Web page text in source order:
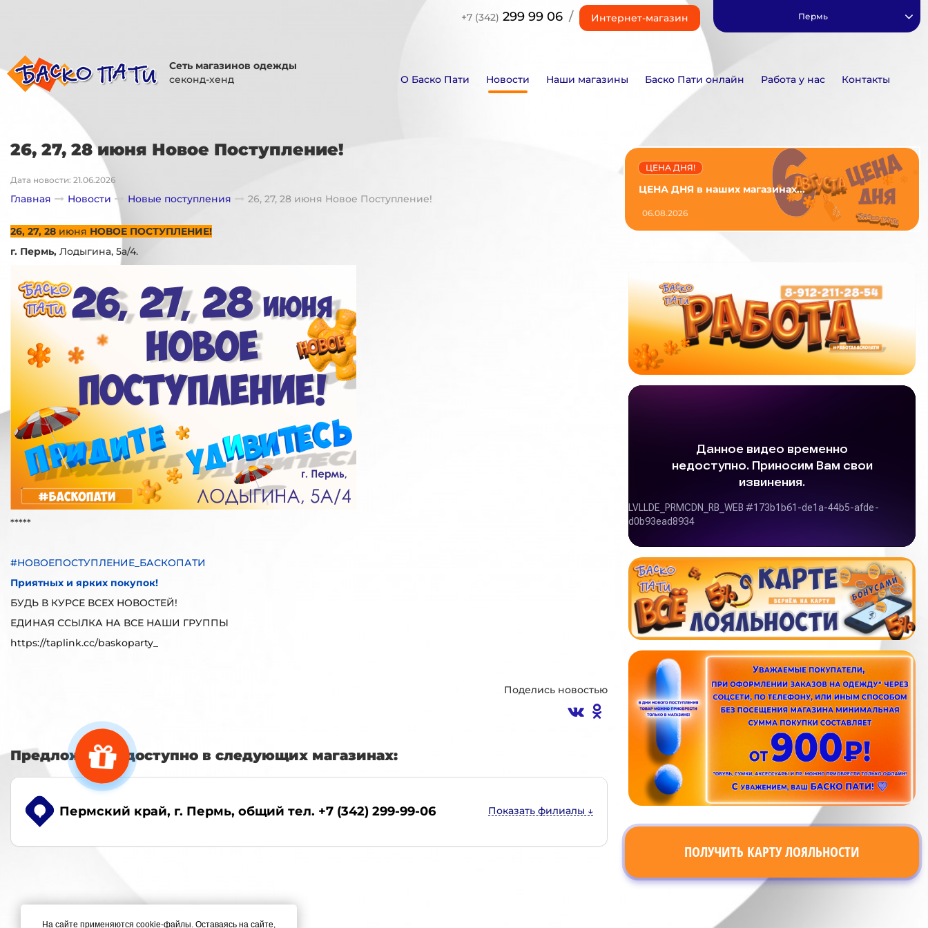
+7 (342) 299 99 06 / Интернет-магазин Пермь
Сеть магазинов одежды
секонд-хенд
О Баско Пати Новости Наши магазины Баско Пати онлайн Работа у нас Контакты
26, 27, 28 июня Новое Поступление!
Дата новости: 21.06.2026
Главная Новости Новые поступления 26, 27, 28 июня Новое Поступление!
26, 27, 28 июня НОВОЕ ПОСТУПЛЕНИЕ!
г. Пермь, Лодыгина, 5а/4.
*****
#НОВОЕПОСТУПЛЕНИЕ_БАСКОПАТИ
Приятных и ярких покупок!
БУДЬ В КУРСЕ ВСЕХ НОВОСТЕЙ!
ЕДИНАЯ ССЫЛКА НА ВСЕ НАШИ ГРУППЫ
https://taplink.cc/baskoparty_
Поделись новостью
Предложение доступно в следующих магазинах:
Пермский край, г. Пермь, общий тел. +7 (342) 299-99-06
ЦЕНА ДНЯ в наших магазинах...
ЦЕНА ДНЯ!
06.08.2026
ПОЛУЧИТЬ КАРТУ ЛОЯЛЬНОСТИ
На сайте применяются cookie-файлы. Оставаясь на сайте,